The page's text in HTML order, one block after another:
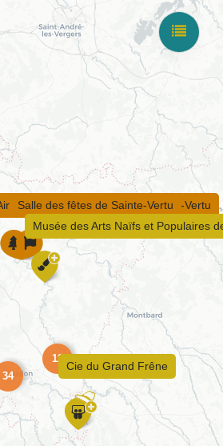
Cie du Grand Frêne
12
34
Musée des Arts Naïfs et Populaires
du champ des pierres de Sainte-Vertu
Salle des fêtes de Sainte-Vertu